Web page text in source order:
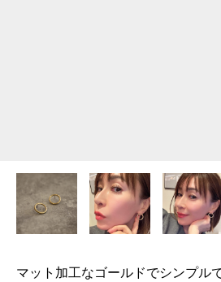
マット加工なゴールドでシンプル